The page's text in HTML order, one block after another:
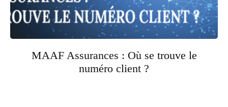
MAAF Assurances : Où se trouve le
numéro client ?